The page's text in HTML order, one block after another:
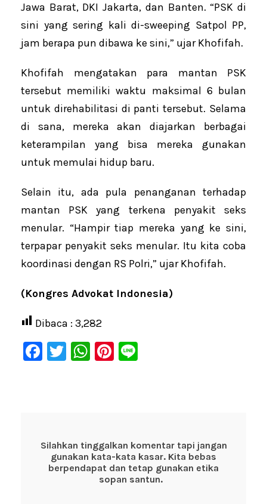
Jawa Barat, DKI Jakarta, dan Banten. “PSK di
sini yang sering kali di-sweeping Satpol PP,
jam berapa pun dibawa ke sini,” ujar Khofifah.
Khofifah mengatakan para mantan PSK
tersebut memiliki waktu maksimal 6 bulan
untuk direhabilitasi di panti tersebut. Selama
di sana, mereka akan diajarkan berbagai
keterampilan yang bisa mereka gunakan
untuk memulai hidup baru.
Selain itu, ada pula penanganan terhadap
mantan PSK yang terkena penyakit seks
menular. “Hampir tiap mereka yang ke sini,
terpapar penyakit seks menular. Itu kita coba
koordinasi dengan RS Polri,” ujar Khofifah.
(Kongres Advokat Indonesia)
Dibaca : 3,282
F
o
o
T
W
p
p
Pi
Silahkan tinggalkan komentar tapi jangan
gunakan kata-kata kasar. Kita bebas
berpendapat dan tetap gunakan etika
sopan santun.